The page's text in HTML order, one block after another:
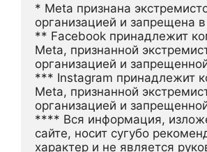
* Meta признана
организацией и запрещена
** Facebook принадлежит
Meta, признанной
организацией и
*** Instagram принадлежит
Meta, признанной
организацией и
**** Вся информация,
сайте, носит сугубо
характер и не является